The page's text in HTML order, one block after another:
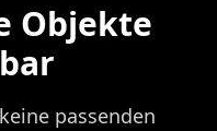
Objekte
passenden